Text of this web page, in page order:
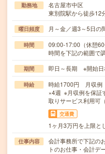
勤務地
名古屋市中区
東別院駅から徒歩12
曜日頻度 月～金／週3～5日の
時間
09:00-17:00（休憩
時間を下記の範囲で
期間 即日～長期 ※開始日
時給
時給1700円 月収例
×4週 ※月収例を保証
取りサービス利用可
交通費
1ヶ月3万円を上限と
仕事内容
会計事務所で下記の
トのお仕事・会計